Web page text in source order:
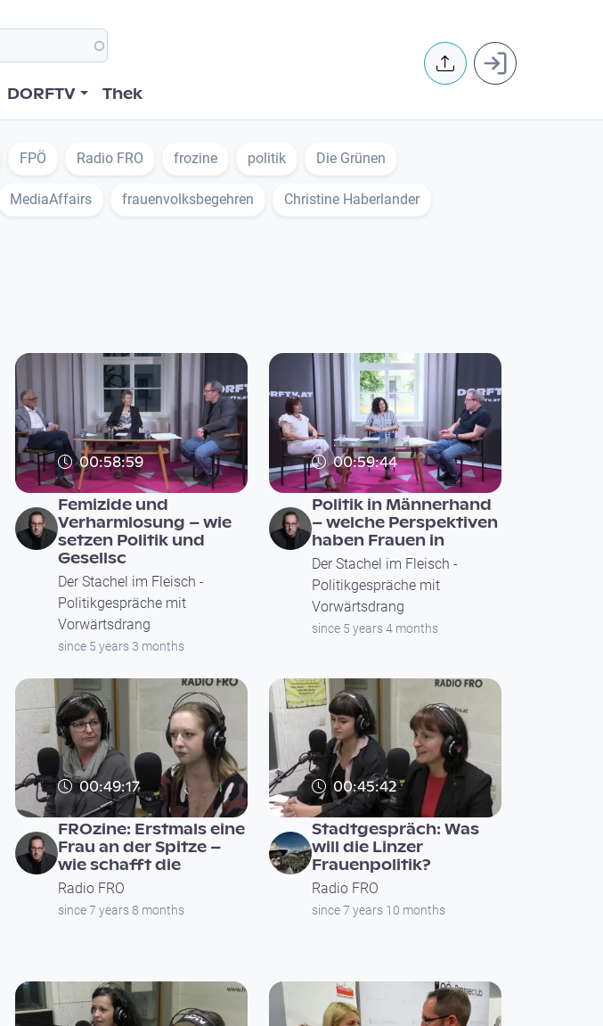
DORFTV Thek
User
FPÖ Radio FRO frozine politik Die Grünen
MediaAffairs frauenvolksbegehren Christine Haberlander
00:58:59
Femizide und
Verharmlosung – wie
setzen Politik und
Gesellsc
Der Stachel im Fleisch -
Politikgespräche mit
Vorwärtsdrang
since 5 years 3 months
00:59:44
Politik in Männerhand
– welche Perspektiven
haben Frauen in
Der Stachel im Fleisch -
Politikgespräche mit
Vorwärtsdrang
since 5 years 4 months
00:49:17
FROzine: Erstmals eine
Frau an der Spitze –
wie schafft die
Radio FRO
since 7 years 8 months
00:45:42
Stadtgespräch: Was
will die Linzer
Frauenpolitik?
Radio FRO
since 7 years 10 months